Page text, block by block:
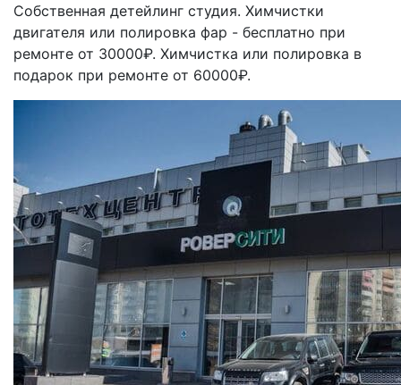
Собственная детейлинг студия. Химчистки
двигателя или полировка фар - бесплатно при
ремонте от 30000₽. Химчистка или полировка в
подарок при ремонте от 60000₽.